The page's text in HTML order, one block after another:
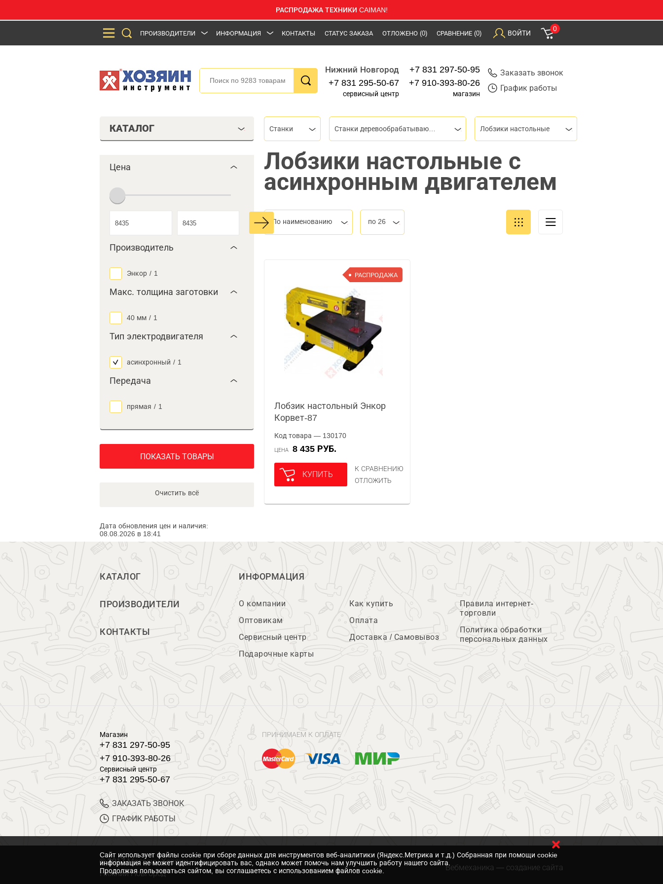
РАСПРОДАЖА ТЕХНИКИ CAIMAN!
ПРОИЗВОДИТЕЛИ ИНФОРМАЦИЯ КОНТАКТЫ СТАТУС ЗАКАЗА ОТЛОЖЕНО (0) СРАВНЕНИЕ (0) ВОЙТИ
0
Нижний Новгород
+7 831 295-50-67
сервисный центр
+7 831 297-50-95
+7 910-393-80-26
магазин
Заказать звонок
График работы
КАТАЛОГ
Цена
Производитель
Энкор / 1
Макс. толщина заготовки
40 мм / 1
Тип электродвигателя
асинхронный / 1
Передача
прямая / 1
ПОКАЗАТЬ ТОВАРЫ
Очистить всё
Дата обновления цен и наличия:
08.08.2026 в 18:41
Станки Лобзики настольные
Лобзики настольные с
асинхронным двигателем
По наименованию по 26
РАСПРОДАЖА
Лобзик настольный Энкор
Корвет-87
Код товара — 130170
ЦЕНА 8 435 РУБ.
КУПИТЬ
К СРАВНЕНИЮ
ОТЛОЖИТЬ
КАТАЛОГ
ПРОИЗВОДИТЕЛИ
КОНТАКТЫ
ИНФОРМАЦИЯ
О компании
Оптовикам
Сервисный центр
Подарочные карты
Как купить
Оплата
Доставка / Самовывоз
Правила интернет-
торговли
Политика обработки
персональных данных
Магазин
+7 831 297-50-95
+7 910-393-80-26
Сервисный центр
+7 831 295-50-67
ЗАКАЗАТЬ ЗВОНОК
ГРАФИК РАБОТЫ
ПРИНИМАЕМ К ОПЛАТЕ
© 2017 Магазин Хозяин
Нижний Новгород
Вебмеханика — создание сайта
Cайт использует файлы cookie при сборе данных для инструментов веб-аналитики (Яндекс.Метрика и т.д.) Собранная при помощи cookie
информация не может идентифицировать вас, однако может помочь нам улучшить работу нашего сайта.
Продолжая пользоваться сайтом, вы соглашаетесь с использованием файлов cookie.